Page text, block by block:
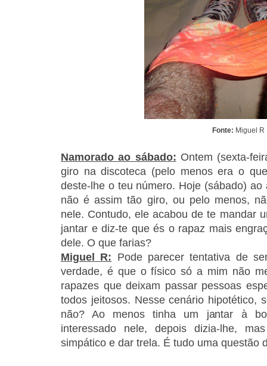
Fonte: Miguel R
Namorado ao sábado: Ontem (sexta-
giro na discoteca (pelo menos era o
deste-lhe o teu número. Hoje (sábado)
não é assim tão giro, ou pelo menos,
nele. Contudo, ele acabou de te mandar
jantar e diz-te que és o rapaz mais
dele. O que farias?
Miguel R: Pode parecer tentativa de
verdade, é que o físico só a mim não
rapazes que deixam passar pessoas
todos jeitosos. Nesse cenário hipotético,
não? Ao menos tinha um jantar à
interessado nele, depois dizia-lhe,
simpático e dar trela. É tudo uma questão